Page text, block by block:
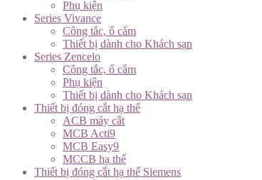
Phụ kiện
Series Vivance
Công tắc, ổ cắm
Thiết bị dành cho Khách sạn
Series Zencelo
Công tắc, ổ cắm
Phụ kiện
Thiết bị dành cho Khách sạn
Thiết bị đóng cắt hạ thế
ACB máy cắt
MCB Acti9
MCB Easy9
MCCB hạ thế
Thiết bị đóng cắt hạ thế Siemens